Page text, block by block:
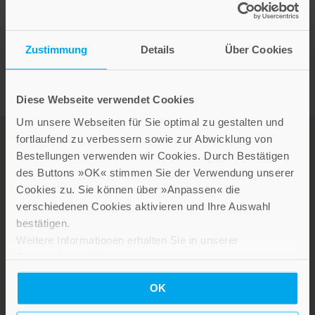
Zustimmung Details Über Cookies
Diese Webseite verwendet Cookies
Um unsere Webseiten für Sie optimal zu gestalten und
fortlaufend zu verbessern sowie zur Abwicklung von
Bestellungen verwenden wir Cookies. Durch Bestätigen
des Buttons »OK« stimmen Sie der Verwendung unserer
Cookies zu. Sie können über »Anpassen« die
verschiedenen Cookies aktivieren und Ihre Auswahl
bestätigen.
Weitere Informationen erhalten Sie in unserer
OK
Presseinformation drucken
NEWSLETTER
KARRIERE